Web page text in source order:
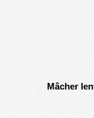
Mâcher